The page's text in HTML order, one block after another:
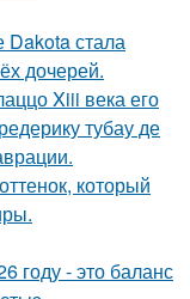
Dakota стала
дочерей.
Xiii века его
тубау де
который
году - это баланс